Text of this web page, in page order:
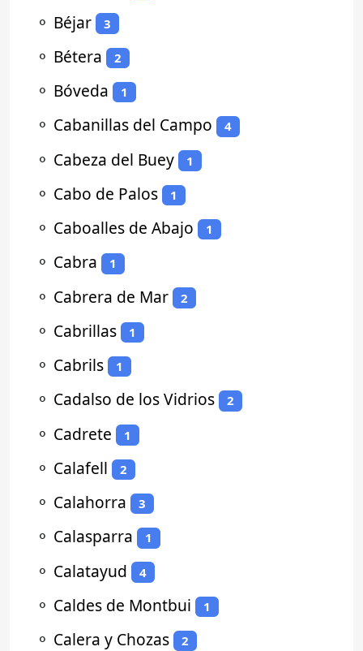
⚬ Béjar 3
⚬ Bétera 2
⚬ Bóveda 1
⚬ Cabanillas del Campo 4
⚬ Cabeza del Buey 1
⚬ Cabo de Palos 1
⚬ Caboalles de Abajo 1
⚬ Cabra 1
⚬ Cabrera de Mar 2
⚬ Cabrillas 1
⚬ Cabrils 1
⚬ Cadalso de los Vidrios 2
⚬ Cadrete 1
⚬ Calafell 2
⚬ Calahorra 3
⚬ Calasparra 1
⚬ Calatayud 4
⚬ Caldes de Montbui 1
⚬ Calera y Chozas 2